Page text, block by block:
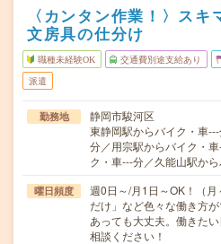
〈カンタン作業！〉スキ
文房具の仕分け
職種未経験OK 交通費別途支給あり
派遣
勤務地
静岡市駿河区
東静岡駅からバイク・車
分／用宗駅からバイク・
ク・車---分／久能山駅か
曜日頻度
週0日～/月1日～OK！（
だけ」など色々な働き方
あっても大丈夫。働きた
相談ください！